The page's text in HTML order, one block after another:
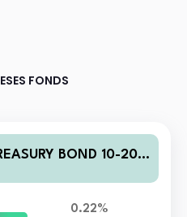
FONDS
BOND 10-20Y
0.22%